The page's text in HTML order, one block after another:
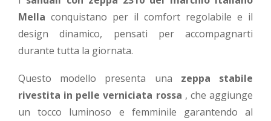
Mella conquistano per il comfort regolabile e il
design dinamico, pensati per accompagnarti
durante tutta la giornata.
Questo modello presenta una zeppa stabile
rivestita in pelle verniciata rossa , che aggiunge
un tocco luminoso e femminile garantendo al